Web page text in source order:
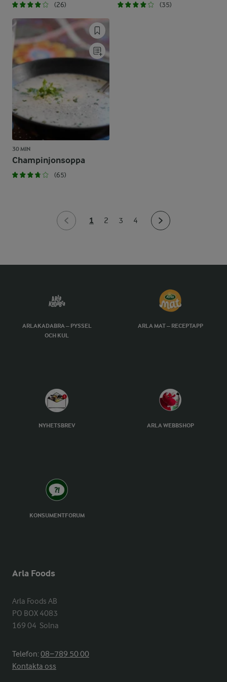
(26) (35)
30 MIN
Champinjonsoppa
(65)
1 2 3 4
ARLAKADABRA – PYSSEL
OCH KUL
ARLA MAT – RECEPTAPP
NYHETSBREV ARLA WEBBSHOP
KONSUMENTFORUM
Arla Foods
Arla Foods AB
PO BOX 4083
169 04  Solna
Telefon:08−789 50 00
Kontakta oss